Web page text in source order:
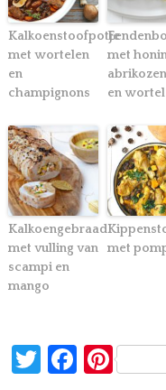
Kalkoenstoofpotje
met wortelen
en
champignons
met
en wortel
Kalkoengebraad
met vulling van
scampi en
mango
met
Twitter